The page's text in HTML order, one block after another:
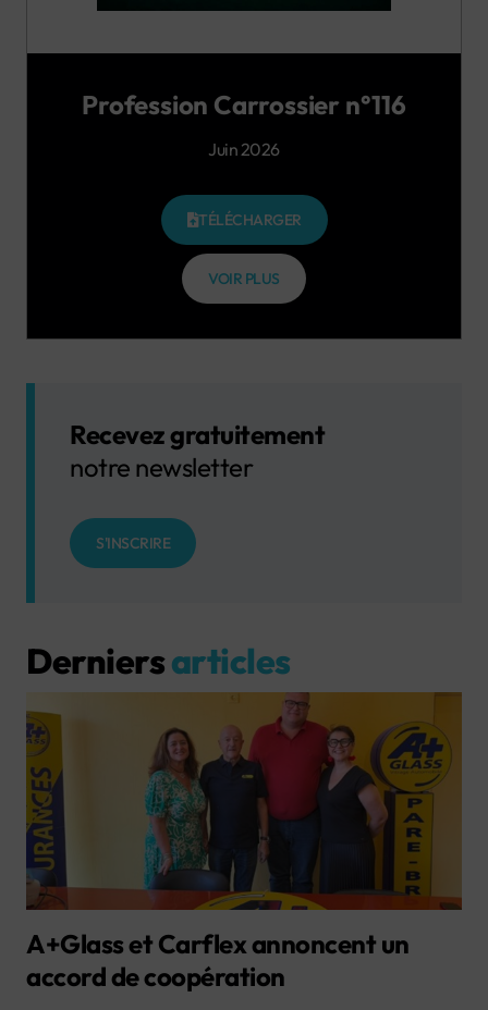
Profession Carrossier n°116
Juin 2026
TÉLÉCHARGER
VOIR PLUS
Recevez gratuitement
notre newsletter
S'INSCRIRE
Derniersarticles
A+Glass et Carflex annoncent un
accord de coopération